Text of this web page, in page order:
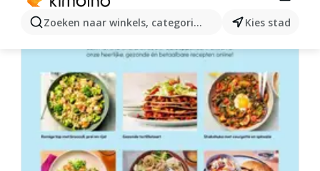
Zoeken naar winkels, categorieën, producten...
Kies stad